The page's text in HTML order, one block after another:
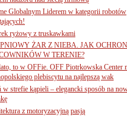
Globalnym Liderem w kategorii robotów
ryżowy z truskawkami
ŻAR Z NIEBA. JAK
W TERENIE?
to w OFFie. OFF Piotrkowska Center
plebiscytu na najlepszą wak
w strefie kąpieli – elegancki sposób na
z motoryzacyjną pasją